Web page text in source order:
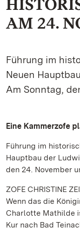
AM 24.
Führung im
Neuen
Am Sonntag,
Eine Kammerzofe
Führung im
Hauptbau der
den 24. November
ZOFE CHRISTINE
Wenn das die
Charlotte Mathilde
Kur nach Bad